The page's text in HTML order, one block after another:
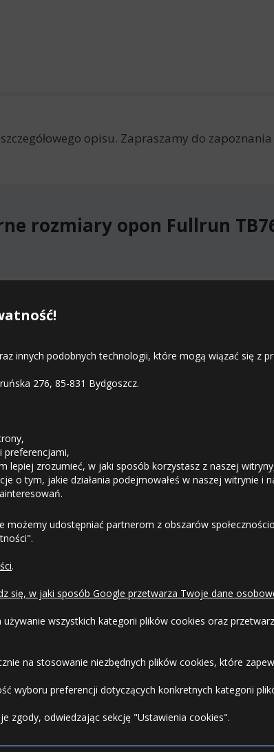
innych podobnych technologii, które mogą wiązać się z
276, 85-831 Bydgoszcz.
preferencjami,
lepiej zrozumieć, w jaki sposób korzystasz z naszej
o tym, jakie działania podejmowałeś w naszej witrynie i
udostępniać partnerom z obszarów
.
się, w jaki sposób Google przetwarza Twoje dane
wszystkich kategorii plików cookies oraz
na stosowanie niezbędnych plików cookies, które
wyboru preferencji dotyczących konkretnych kategorii
zgody, odwiedzając sekcję "Ustawienia cookies".
opisu. Zapraszamy do
rozmiary opon Fullrun
rozmiary opon Fullrun TB766
od umowy
warto kupić w 24opony.pl